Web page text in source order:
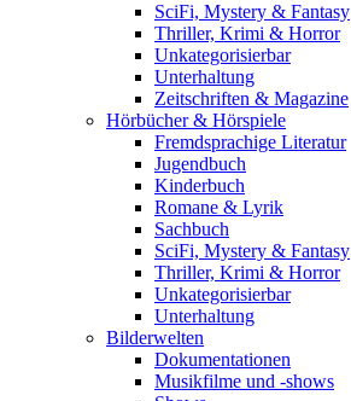
SciFi, Mystery & Fantasy
Thriller, Krimi & Horror
Unkategorisierbar
Unterhaltung
Zeitschriften & Magazine
Hörbücher & Hörspiele
Fremdsprachige Literatur
Jugendbuch
Kinderbuch
Romane & Lyrik
Sachbuch
SciFi, Mystery & Fantasy
Thriller, Krimi & Horror
Unkategorisierbar
Unterhaltung
Bilderwelten
Dokumentationen
Musikfilme und -shows